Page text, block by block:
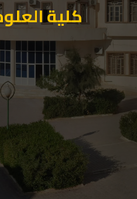
كلية